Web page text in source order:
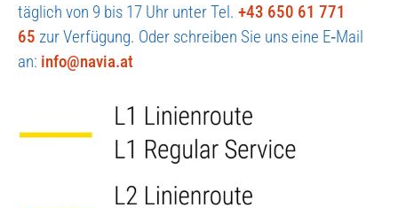
täg­lich von 9 bis 17 Uhr unter Tel. +43 650 61 771
65 zur Ver­fü­gung. Oder schrei­ben Sie uns eine E‑Mail
an: info@navia.at